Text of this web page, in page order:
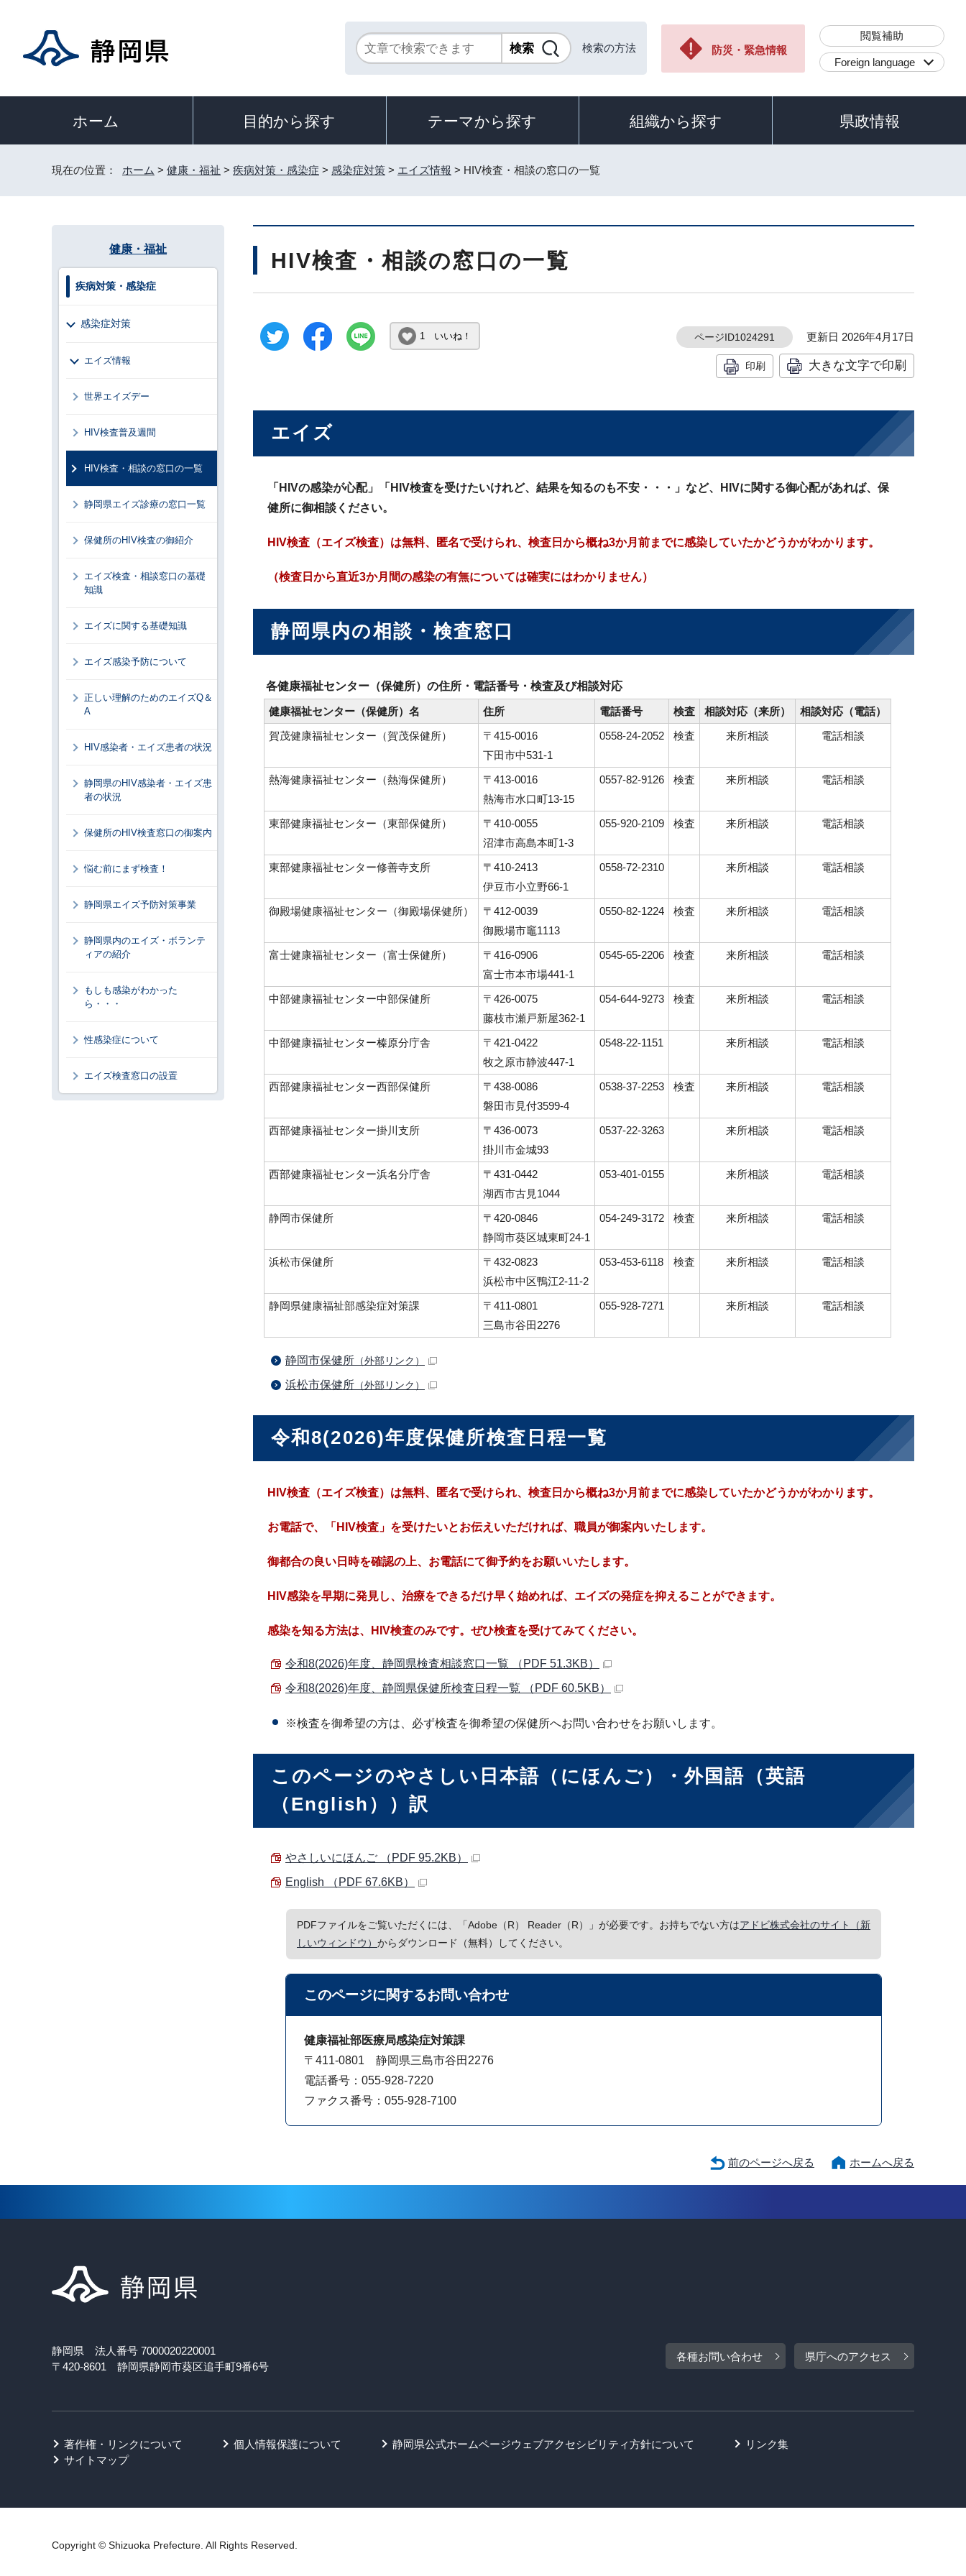
検索の方法 防災・緊急情報
閲覧補助
Foreign language
ホーム 目的から探す テーマから探す 組織から探す 県政情報
現在の位置： ホーム > 健康・福祉 > 疾病対策・感染症 > 感染症対策 > エイズ情報 > HIV検査・相談の窓口の一覧
HIV検査・相談の窓口の一覧
1 いいね！ ページID1024291 更新日 2026年4月17日
印刷 大きな文字で印刷
エイズ
「HIVの感染が心配」「HIV検査を受けたいけれど、結果を知るのも不安・・・」など、HIVに関する御心配があれば、保
健所に御相談ください。
HIV検査（エイズ検査）は無料、匿名で受けられ、検査日から概ね3か月前までに感染していたかどうかがわかります。
（検査日から直近3か月間の感染の有無については確実にはわかりません）
静岡県内の相談・検査窓口
各健康福祉センター（保健所）の住所・電話番号・検査及び相談対応
健康福祉センター（保健所）名 住所 電話番号 検査 相談対応（来所）
相談対応（電話）
賀茂健康福祉センター（賀茂保健所）
〒415-0016
下田市中531-1
0558-24-2052 検査 来所相談 電話相談
熱海健康福祉センター（熱海保健所）
〒413-0016
熱海市水口町13-15
0557-82-9126 検査 来所相談 電話相談
東部健康福祉センター（東部保健所）
〒410-0055
沼津市高島本町1-3
055-920-2109 検査 来所相談 電話相談
東部健康福祉センター修善寺支所
〒410-2413
伊豆市小立野66-1
0558-72-2310 来所相談 電話相談
御殿場健康福祉センター（御殿場保健所）
〒412-0039
御殿場市竈1113
0550-82-1224 検査 来所相談 電話相談
富士健康福祉センター（富士保健所）
〒416-0906
富士市本市場441-1
0545-65-2206 検査 来所相談 電話相談
中部健康福祉センター中部保健所
〒426-0075
藤枝市瀬戸新屋362-1
054-644-9273 検査 来所相談 電話相談
中部健康福祉センター榛原分庁舎
〒421-0422
牧之原市静波447-1
0548-22-1151 来所相談 電話相談
西部健康福祉センター西部保健所
〒438-0086
磐田市見付3599-4
0538-37-2253 検査 来所相談 電話相談
西部健康福祉センター掛川支所
〒436-0073
掛川市金城93
0537-22-3263 来所相談 電話相談
西部健康福祉センター浜名分庁舎
〒431-0442
湖西市古見1044
053-401-0155 来所相談 電話相談
静岡市保健所
〒420-0846
静岡市葵区城東町24-1
054-249-3172 検査 来所相談 電話相談
浜松市保健所
〒432-0823
浜松市中区鴨江2-11-2
053-453-6118 検査 来所相談 電話相談
静岡県健康福祉部感染症対策課
〒411-0801
三島市谷田2276
055-928-7271 来所相談 電話相談
静岡市保健所 （外部リンク）
浜松市保健所 （外部リンク）
令和8(2026)年度保健所検査日程一覧
HIV検査（エイズ検査）は無料、匿名で受けられ、検査日から概ね3か月前までに感染していたかどうかがわかります。
お電話で、「HIV検査」を受けたいとお伝えいただければ、職員が御案内いたします。
御都合の良い日時を確認の上、お電話にて御予約をお願いいたします。
HIV感染を早期に発見し、治療をできるだけ早く始めれば、エイズの発症を抑えることができます。
感染を知る方法は、HIV検査のみです。ぜひ検査を受けてみてください。
令和8(2026)年度、静岡県検査相談窓口一覧 （PDF 51.3KB）
令和8(2026)年度、静岡県保健所検査日程一覧 （PDF 60.5KB）
※検査を御希望の方は、必ず検査を御希望の保健所へお問い合わせをお願いします。
このページのやさしい日本語（にほんご）・外国語（英語
（English ））訳
やさしいにほんご （PDF 95.2KB）
English （PDF 67.6KB）
PDFファイルをご覧いただくには、「Adobe（R） Reader（R）」が必要です。お持ちでない方はアドビ株式会社のサイト（新
しいウィンドウ） からダウンロード（無料）してください。
このページに関するお問い合わせ
健康福祉部医療局感染症対策課
〒411-0801 静岡県三島市谷田2276
電話番号：055-928-7220
ファクス番号：055-928-7100
健康・福祉
疾病対策・感染症
感染症対策
エイズ情報
世界エイズデー
HIV検査普及週間
HIV検査・相談の窓口の一覧
静岡県エイズ診療の窓口一覧
保健所のHIV検査の御紹介
エイズ検査・相談窓口の基礎
知識
エイズに関する基礎知識
エイズ感染予防について
正しい理解のためのエイズQ＆
A
HIV感染者・エイズ患者の状況
静岡県のHIV感染者・エイズ患
者の状況
保健所のHIV検査窓口の御案内
悩む前にまず検査！
静岡県エイズ予防対策事業
静岡県内のエイズ・ボランテ
ィアの紹介
もしも感染がわかった
ら・・・
性感染症について
エイズ検査窓口の設置
前のページへ戻る ホームへ戻る
静岡県 法人番号 7000020220001
〒420-8601 静岡県静岡市葵区追手町9番6号
各種お問い合わせ 県庁へのアクセス
著作権・リンクについて 個人情報保護について 静岡県公式ホームページウェブアクセシビリティ方針について
リンク集
サイトマップ
Copyright © Shizuoka Prefecture. All Rights Reserved.